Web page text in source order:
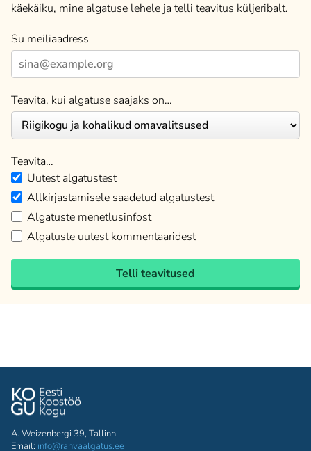
käekäiku, mine algatuse lehele ja telli teavitus küljeribalt.
Su meiliaadress
Teavita, kui algatuse saajaks on…
Teavita…
Uutest algatustest
Allkirjastamisele saadetud algatustest
Algatuste menetlusinfost
Algatuste uutest kommentaaridest
Telli teavitused
A. Weizenbergi 39, Tallinn
Email: info@rahvaalgatus.ee